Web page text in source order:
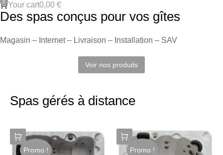
Your cart0,00 €
Des spas conçus pour vos gîtes
Magasin – Internet – Livraison – Installation – SAV
Voir nos produits
Spas gérés à distance
Promo ! Promo !